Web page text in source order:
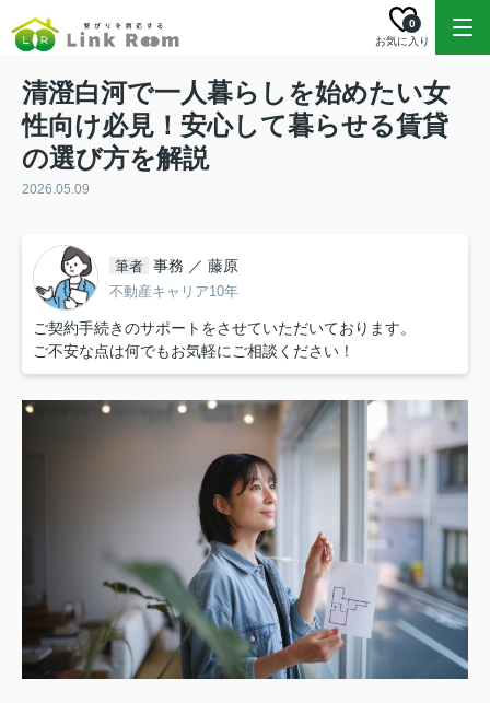
お気に入り
0
清澄白河で一人暮らしを始めたい女
性向け必見！安心して暮らせる賃貸
の選び方を解説
2026.05.09
筆者 事務 ／ 藤原
不動産キャリア10年
ご契約手続きのサポートをさせていただいております。
ご不安な点は何でもお気軽にご相談ください！